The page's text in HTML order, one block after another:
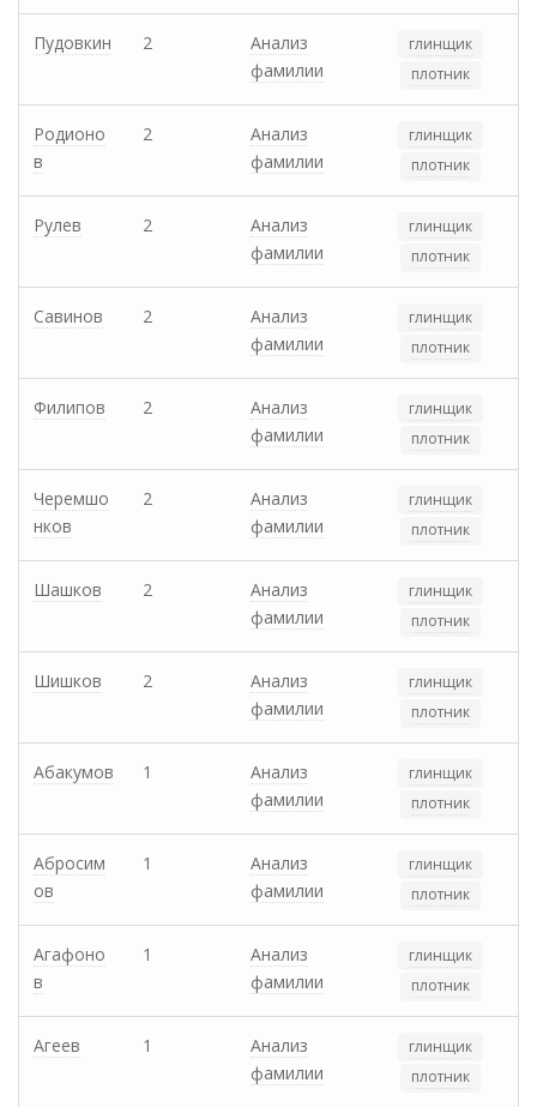
Пудовкин 2
Анализ
фамилии
глинщик
плотник
Родионо
в
2
Анализ
фамилии
глинщик
плотник
Рулев 2
Анализ
фамилии
глинщик
плотник
Савинов 2
Анализ
фамилии
глинщик
плотник
Филипов 2
Анализ
фамилии
глинщик
плотник
Черемшо
нков
2
Анализ
фамилии
глинщик
плотник
Шашков 2
Анализ
фамилии
глинщик
плотник
Шишков 2
Анализ
фамилии
глинщик
плотник
Абакумов 1
Анализ
фамилии
глинщик
плотник
Абросим
ов
1
Анализ
фамилии
глинщик
плотник
Агафоно
в
1
Анализ
фамилии
глинщик
плотник
Агеев 1
Анализ
фамилии
глинщик
плотник